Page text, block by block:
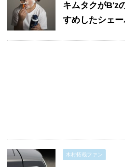
キムタクがB'z
すめしたシェー
木村拓哉ファン